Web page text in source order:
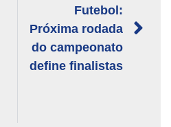
Futebol:
Próxima rodada
do campeonato
define finalistas